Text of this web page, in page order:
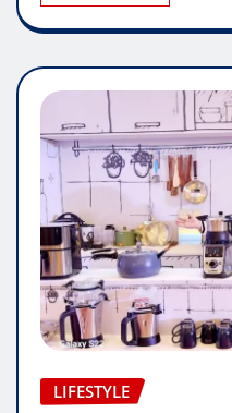
LIFESTYLE